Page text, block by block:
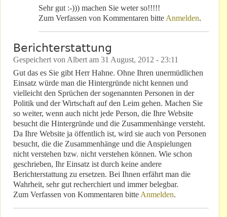
Sehr gut :-))) machen Sie weter so!!!!!
Zum Verfassen von Kommentaren bitte Anmelden.
Berichterstattung
Gespeichert von Albert am 31 August, 2012 - 23:11
Gut das es Sie gibt Herr Hahne. Ohne Ihren unermüdlichen
Einsatz würde man die Hintergründe nicht kennen und
vielleicht den Sprüchen der sogenannten Personen in der
Politik und der Wirtschaft auf den Leim gehen. Machen Sie
so weiter, wenn auch nicht jede Person, die Ihre Website
besucht die Hintergründe und die Zusammenhänge versteht.
Da Ihre Website ja öffentlich ist, wird sie auch von Personen
besucht, die die Zusammenhänge und die Anspielungen
nicht verstehen bzw. nicht verstehen können. Wie schon
geschrieben, Ihr Einsatz ist durch keine andere
Berichterstattung zu ersetzen. Bei Ihnen erfährt man die
Wahrheit, sehr gut recherchiert und immer belegbar.
Zum Verfassen von Kommentaren bitte Anmelden.